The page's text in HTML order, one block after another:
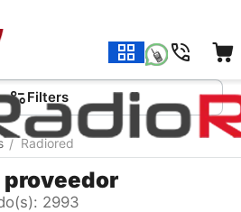
Filters
/ Radiored
proveedor
2993
Carrito